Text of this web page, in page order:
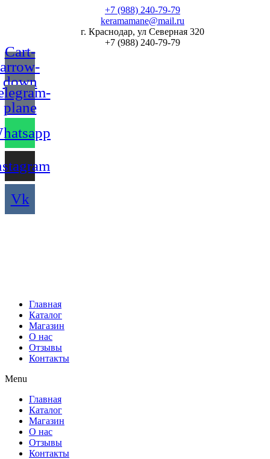
+7 (988) 240-79-79
keramamane@mail.ru
г. Краснодар, ул Северная 320
+7 (988) 240-79-79
Cart-
arrow-
down
plane
Vk
Главная
Каталог
Магазин
О нас
Отзывы
Контакты
Menu
Главная
Каталог
Магазин
О нас
Отзывы
Контакты